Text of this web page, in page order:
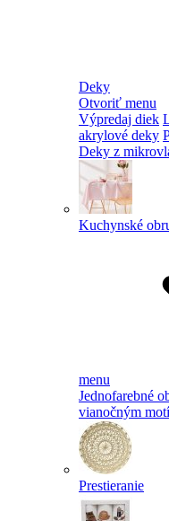
Deky
Otvoriť menu
Výpredaj diek
akrylové deky
Deky z
Kuchynské
menu
Jednofarebné
vianočným
Prestieranie